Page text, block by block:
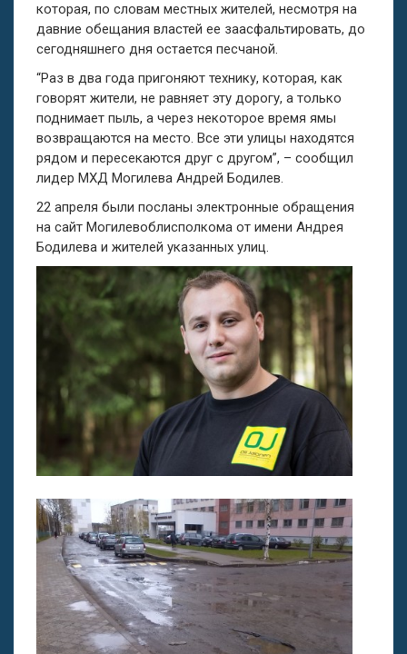
которая, по словам местных жителей, несмотря на
давние обещания властей ее заасфальтировать, до
сегодняшнего дня остается песчаной.
“Раз в два года пригоняют технику, которая, как
говорят жители, не равняет эту дорогу, а только
поднимает пыль, а через некоторое время ямы
возвращаются на место. Все эти улицы находятся
рядом и пересекаются друг с другом”, – сообщил
лидер МХД Могилева Андрей Бодилев.
22 апреля были посланы электронные обращения
на сайт Могилевоблисполкома от имени Андрея
Бодилева и жителей указанных улиц.